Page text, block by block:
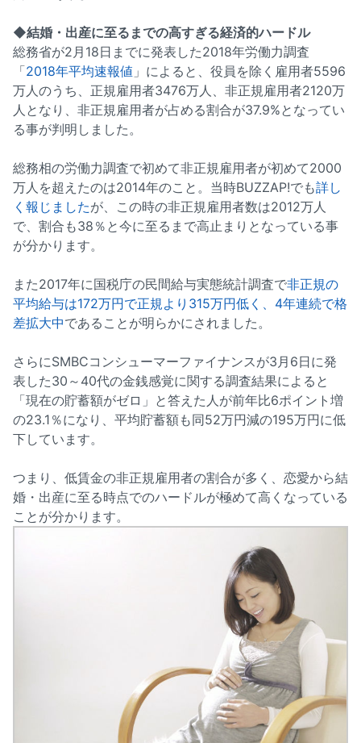
◆結婚・出産に至るまでの高すぎる経済的ハードル
総務省が2月18日までに発表した2018年労働力調査
「2018年平均速報値 」によると、役員を除く雇用者5596
万人のうち、正規雇用者3476万人、非正規雇用者2120万
人となり、非正規雇用者が占める割合が37.9%となってい
る事が判明しました。
総務相の労働力調査で初めて非正規雇用者が初めて2000
万人を超えたのは2014年のこと。当時BUZZAP!でも詳し
く報じましたが、この時の非正規雇用者数は2012万人
で、割合も38％と今に至るまで高止まりとなっている事
が分かります。
また2017年に国税庁の民間給与実態統計調査で非正規の
平均給与は172万円で正規より315万円低く、4年連続で格
差拡大中であることが明らかにされました。
さらにSMBCコンシューマーファイナンスが3月6日に発
表した30～40代の金銭感覚に関する調査結果によると
「現在の貯蓄額がゼロ」と答えた人が前年比6ポイント増
の23.1％になり、平均貯蓄額も同52万円減の195万円に低
下しています。
つまり、低賃金の非正規雇用者の割合が多く、恋愛から結
婚・出産に至る時点でのハードルが極めて高くなっている
ことが分かります。